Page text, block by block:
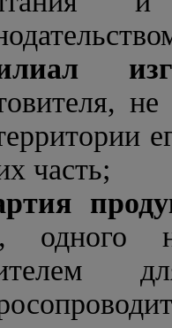
часть;
одного